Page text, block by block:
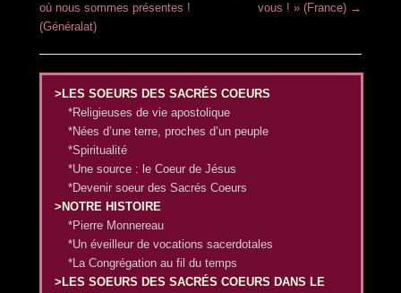
où nous sommes présentes !
(Généralat)
vous ! » (France) →
>LES SOEURS DES SACRÉS COEURS
*Religieuses de vie apostolique
*Nées d’une terre, proches d’un peuple
*Spiritualité
*Une source : le Coeur de Jésus
*Devenir soeur des Sacrés Coeurs
>NOTRE HISTOIRE
*Pierre Monnereau
*Un éveilleur de vocations sacerdotales
*La Congrégation au fil du temps
>LES SOEURS DES SACRÉS COEURS DANS LE